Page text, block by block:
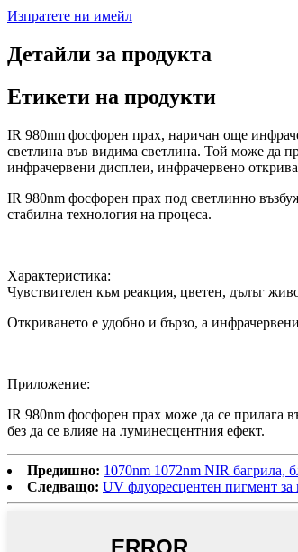
Изпратете ни имейл
Детайли за продукта
Етикети на продукти
IR 980nm фосфорен прах, наричан още
светлина във видима светлина. Той може да
инфрачервени дисплеи, инфрачервено
IR 980nm фосфорен прах под светлинно
стабилна технология на процеса.
Характеристика:
Чувствителен към реакция, цветен, дълъг
Откриването е удобно и бързо, а
Приложение:
IR 980nm фосфорен прах може да се прилага
без да се влияе на луминесцентния ефект.
Предишно: 1070nm 1072nm NIR багрила,
Следващо: UV флуоресцентен пигмент